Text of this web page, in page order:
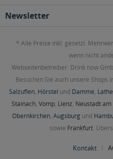
Newsletter
* Alle Preise inkl. gesetzl.
wenn nicht
Webseitenbetreiber: Drink now
Besuchen Sie auch unsere Shops
Salzuflen, Hörstel und Damme,
Stainach, Vomp, Lienz, Neustadt am
Obernkirchen, Augsburg und
sowie Frankfurt.
Kontakt